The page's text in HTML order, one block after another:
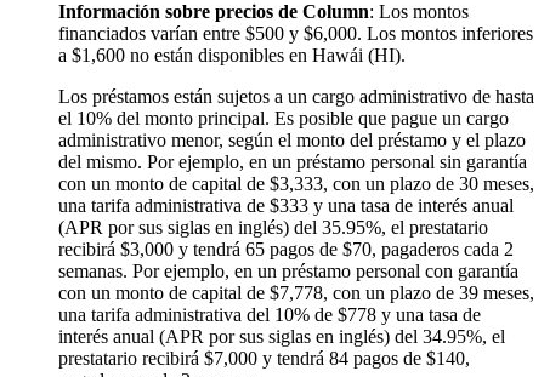
Información sobre precios de Column: Los montos
financiados varían entre $500 y $6,000. Los montos inferiores
a $1,600 no están disponibles en Hawái (HI).
Los préstamos están sujetos a un cargo administrativo de hasta
el 10% del monto principal. Es posible que pague un cargo
administrativo menor, según el monto del préstamo y el plazo
del mismo. Por ejemplo, en un préstamo personal sin garantía
con un monto de capital de $3,333, con un plazo de 30 meses,
una tarifa administrativa de $333 y una tasa de interés anual
(APR por sus siglas en inglés) del 35.95%, el prestatario
recibirá $3,000 y tendrá 65 pagos de $70, pagaderos cada 2
semanas. Por ejemplo, en un préstamo personal con garantía
con un monto de capital de $7,778, con un plazo de 39 meses,
una tarifa administrativa del 10% de $778 y una tasa de
interés anual (APR por sus siglas en inglés) del 34.95%, el
prestatario recibirá $7,000 y tendrá 84 pagos de $140,